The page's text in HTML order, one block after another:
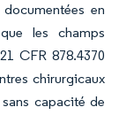
en
les champs
CFR 878.4370
chirurgicaux
capacité de